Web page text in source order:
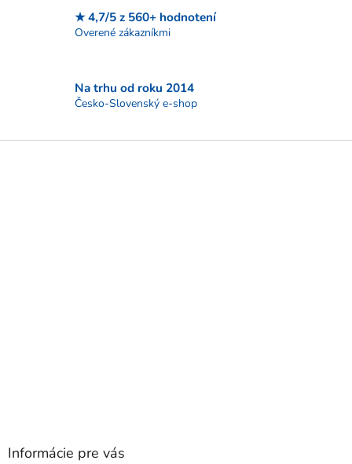
ý
p
★ 4,7/5 z 560+ hodnotení
Overené zákazníkmi
Na trhu od roku 2014
Česko-Slovenský e-shop
Z
Informácie pre vás